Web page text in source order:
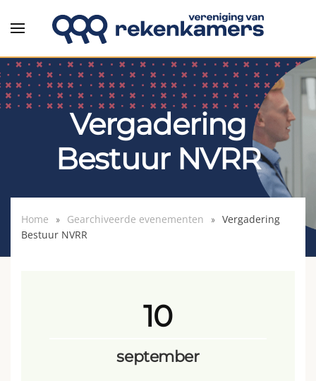
Overslaan en naar de inhoud gaan
Vergadering
Bestuur NVRR
Home Gearchiveerde evenementen
Vergadering
Bestuur NVRR
10
september